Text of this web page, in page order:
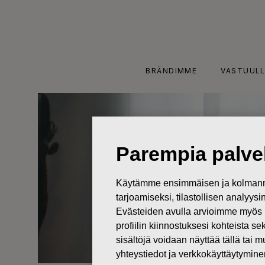
BRÄNDIMME
Parempia
Käytämme ensimmäisen ja
tarjoamiseksi, tilastollisen
Evästeiden avulla arvioimme
profiilin kiinnostuksesi kohteista
sisältöjä voidaan näyttää tällä tai
yhteystiedot ja